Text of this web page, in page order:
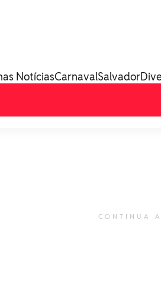
NotíciasCarnavalSalvador
CONTINUA